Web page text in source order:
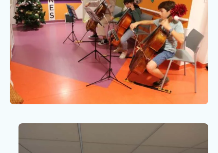
Espace agent